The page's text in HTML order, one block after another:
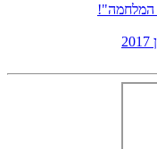
המלחמה"!